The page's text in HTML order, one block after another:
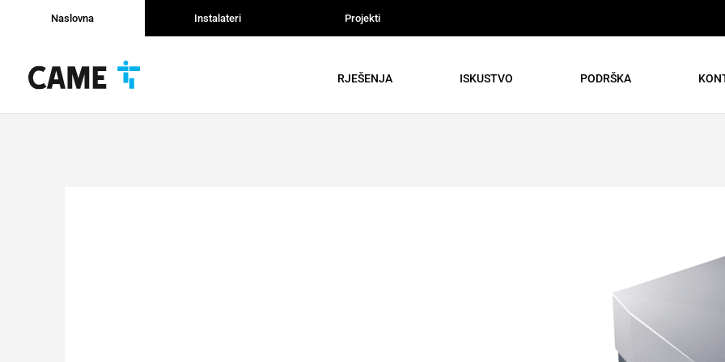
Naslovna Instalateri Projekti
RJEŠENJA ISKUSTVO PODRŠKA